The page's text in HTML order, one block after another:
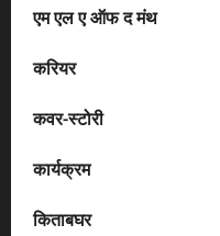
एम एल ए ऑफ द मंथ
करियर
कवर-स्टोरी
कार्यक्रम
किताबघर